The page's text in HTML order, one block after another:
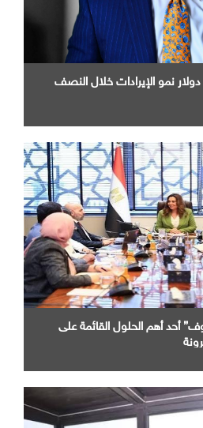
757 مليون دولار نمو الإيرادات خلال النصف
أحد أهم الحلول القائمة على